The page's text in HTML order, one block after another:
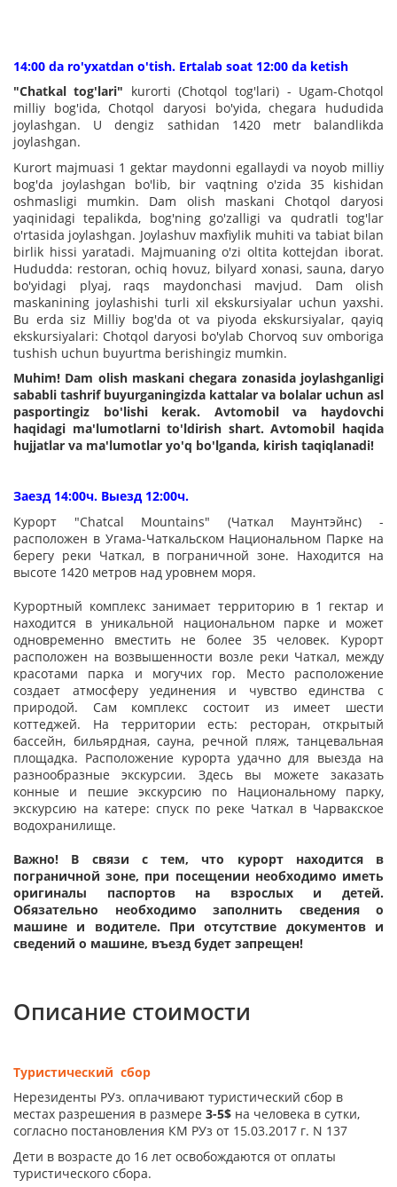
14:00 da ro'yxatdan o'tish. Ertalab soat 12:00 da ketish
"Chatkal tog'lari" kurorti (Chotqol tog'lari) - Ugam-Chotqol
milliy bog'ida, Chotqol daryosi bo'yida, chegara hududida
joylashgan. U dengiz sathidan 1420 metr balandlikda
joylashgan.
Kurort majmuasi 1 gektar maydonni egallaydi va noyob milliy
bog'da joylashgan bo'lib, bir vaqtning o'zida 35 kishidan
oshmasligi mumkin. Dam olish maskani Chotqol daryosi
yaqinidagi tepalikda, bog'ning go'zalligi va qudratli tog'lar
o'rtasida joylashgan. Joylashuv maxfiylik muhiti va tabiat bilan
birlik hissi yaratadi. Majmuaning o'zi oltita kottejdan iborat.
Hududda: restoran, ochiq hovuz, bilyard xonasi, sauna, daryo
bo'yidagi plyaj, raqs maydonchasi mavjud. Dam olish
maskanining joylashishi turli xil ekskursiyalar uchun yaxshi.
Bu erda siz Milliy bog'da ot va piyoda ekskursiyalar, qayiq
ekskursiyalari: Chotqol daryosi bo'ylab Chorvoq suv omboriga
tushish uchun buyurtma berishingiz mumkin.
Muhim! Dam olish maskani chegara zonasida joylashganligi
sababli tashrif buyurganingizda kattalar va bolalar uchun asl
pasportingiz bo'lishi kerak. Avtomobil va haydovchi
haqidagi ma'lumotlarni to'ldirish shart. Avtomobil haqida
hujjatlar va ma'lumotlar yo'q bo'lganda, kirish taqiqlanadi!
Заезд 14:00ч. Выезд 12:00ч.
Курорт "Chatcal Mountains" (Чаткал Маунтэйнс) -
расположен в Угама-Чаткальском Национальном Парке на
берегу реки Чаткал, в пограничной зоне. Находится на
высоте 1420 метров над уровнем моря.
Курортный комплекс занимает территорию в 1 гектар и
находится в уникальной национальном парке и может
одновременно вместить не более 35 человек. Курорт
расположен на возвышенности возле реки Чаткал, между
красотами парка и могучих гор. Место расположение
создает атмосферу уединения и чувство единства с
природой. Сам комплекс состоит из имеет шести
коттеджей. На территории есть: ресторан, открытый
бассейн, бильярдная, сауна, речной пляж, танцевальная
площадка. Расположение курорта удачно для выезда на
разнообразные экскурсии. Здесь вы можете заказать
конные и пешие экскурсию по Национальному парку,
экскурсию на катере: спуск по реке Чаткал в Чарвакское
водохранилище.
Важно! В связи с тем, что курорт находится в
пограничной зоне, при посещении необходимо иметь
оригиналы паспортов на взрослых и детей.
Обязательно необходимо заполнить сведения о
машине и водителе. При отсутствие документов и
сведений о машине, въезд будет запрещен!
Описание стоимости
Туристический сбор
Нерезиденты РУз. оплачивают туристический сбор в
местах разрешения в размере 3-5$ на человека в сутки,
согласно постановления КМ РУз от 15.03.2017 г. N 137
Дети в возрасте до 16 лет освобождаются от оплаты
туристического сбора.